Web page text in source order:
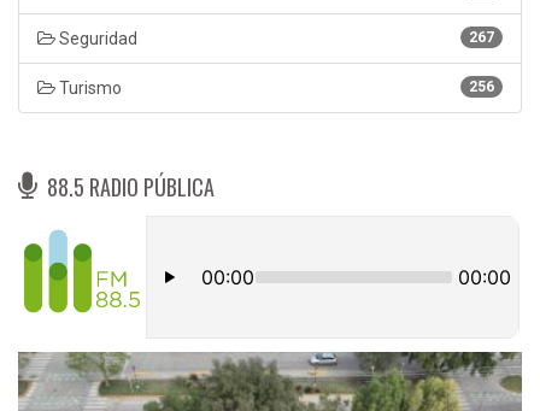
267
Seguridad
256
Turismo
88.5 RADIO PÚBLICA